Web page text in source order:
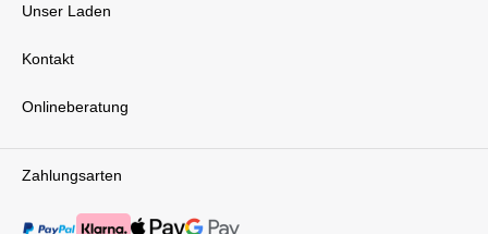
Zahlungsarten
Unser Laden
Kontakt
Onlineberatung